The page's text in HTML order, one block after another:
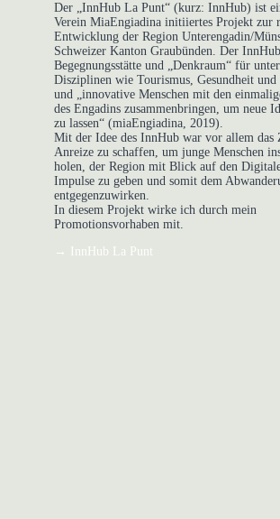
Der „InnHub La Punt“ (kurz: InnHub) ist
Verein MiaEngiadina initiiertes Projekt zur
Entwicklung der Region Unterengadin/
Schweizer Kanton Graubünden. Der
Begegnungsstätte und „Denkraum“ für
Disziplinen wie Tourismus, Gesundheit
und „innovative Menschen mit den
des Engadins zusammenbringen, um neue
zu lassen“ (miaEngiadina, 2019).
Mit der Idee des InnHub war vor allem das
Anreize zu schaffen, um junge Menschen
holen, der Region mit Blick auf den
Impulse zu geben und somit dem
entgegenzuwirken.
In diesem Projekt wirke ich durch mein
Promotionsvorhaben mit.
→ InnHub La Punt